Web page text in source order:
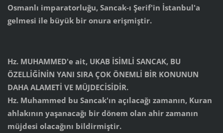
Osmanlı imparatorluğu, Sancak-ı Şerif'in İstanbul'a
gelmesi ile büyük bir onura erişmiştir.
Hz. MUHAMMED'e ait, UKAB İSİMLİ SANCAK, BU
ÖZELLİĞİNİN YANI SIRA ÇOK ÖNEMLİ BİR KONUNUN
DAHA ALAMETİ VE MÜJDECİSİDİR.
Hz. Muhammed bu Sancak'ın açılacağı zamanın, Kuran
ahlakının yaşanacağı bir dönem olan ahir zamanın
müjdesi olacağını bildirmiştir.